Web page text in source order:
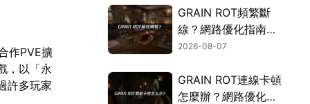
作PVE擴
，以「永
許多玩家
GRAIN ROT頻繁斷
線？網路優化指南一
次搞定！
2026-08-07
GRAIN ROT連線卡頓
怎麼辦？網路優化這